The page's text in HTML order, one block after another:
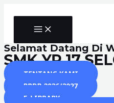
MAIN
MENU
Selamat Datang Di
SMK YP 17
TENTANG KAMI
PPDB 2026/2027
E-LIBRARY